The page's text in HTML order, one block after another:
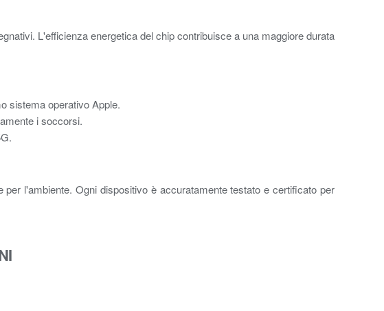
L'efficienza energetica del chip contribuisce a una maggiore durata
sistema operativo Apple.
i soccorsi.
l'ambiente. Ogni dispositivo è accuratamente testato e certificato per